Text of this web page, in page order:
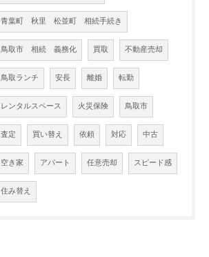
青葉町 秋里 松並町 相続手続き
鳥取市 相続 義務化 買取 不動産売却
鳥取ランチ 安長 離婚 転勤
レンタルスペース 火災保険 鳥取市
査定 買い替え 依頼 対応 中古
空き家 アパート 任意売却 スピード感
住み替え